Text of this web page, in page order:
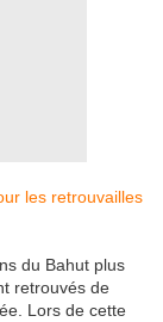
du Bahut plus
retrouvés de
Lors de cette